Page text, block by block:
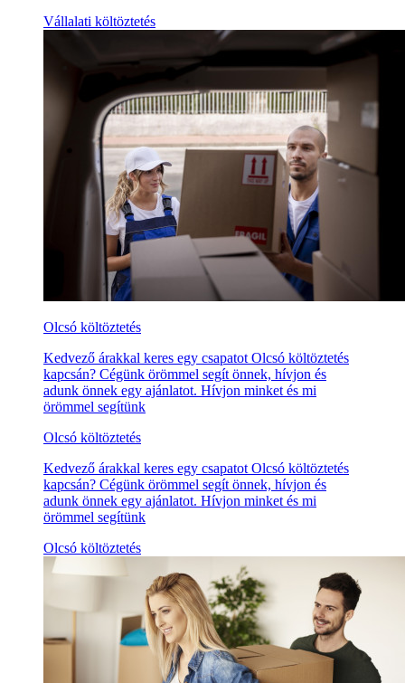
Vállalati költöztetés
Olcsó költöztetés
Kedvező árakkal keres egy csapatot Olcsó költöztetés
kapcsán? Cégünk örömmel segít önnek, hívjon és
adunk önnek egy ajánlatot. Hívjon minket és mi
örömmel segítünk
Olcsó költöztetés
Kedvező árakkal keres egy csapatot Olcsó költöztetés
kapcsán? Cégünk örömmel segít önnek, hívjon és
adunk önnek egy ajánlatot. Hívjon minket és mi
örömmel segítünk
Olcsó költöztetés